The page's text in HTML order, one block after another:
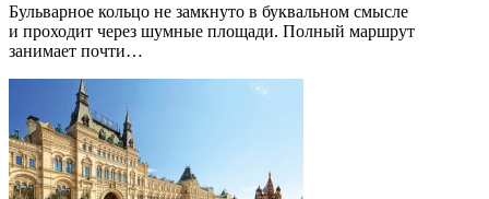
Бульварное кольцо не замкнуто в буквальном смысле
и проходит через шумные площади. Полный маршрут
занимает почти…